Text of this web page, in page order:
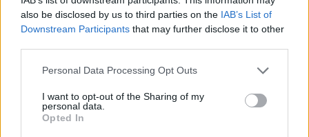
also be disclosed by us to third parties on the IAB’s List of
Downstream Participants that may further disclose it to other
Personal Data Processing Opt Outs
I want to opt-out of the Sharing of my
personal data.
Opted In